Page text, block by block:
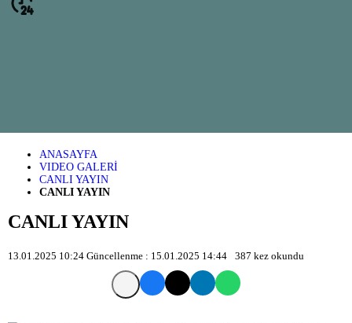
ANASAYFA
VIDEO GALERİ
CANLI YAYIN
CANLI YAYIN
CANLI YAYIN
13.01.2025 10:24 Güncellenme : 15.01.2025 14:44 387 kez okundu